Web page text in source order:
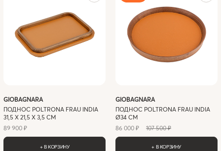
GIOBAGNARA
ПОДНОС POLTRONA FRAU INDIA
31,5 X 21,5 Х 3,5 СМ
89 900 ₽
+ В КОРЗИНУ
GIOBAGNARA
ПОДНОС POLTRONA FRAU INDIA
Ø34 СМ
86 000 ₽
107 500 ₽
+ В КОРЗИНУ